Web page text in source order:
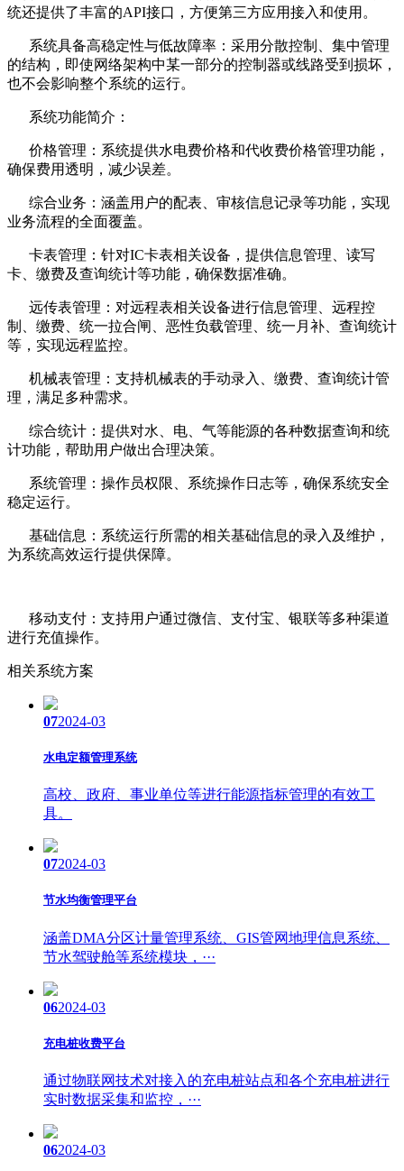
统还提供了丰富的API接口，方便第三方应用接入和使用。
系统具备高稳定性与低故障率：采用分散控制、集中管理
的结构，即使网络架构中某一部分的控制器或线路受到损坏，
也不会影响整个系统的运行。
系统功能简介：
价格管理：系统提供水电费价格和代收费价格管理功能，
确保费用透明，减少误差。
综合业务：涵盖用户的配表、审核信息记录等功能，实现
业务流程的全面覆盖。
卡表管理：针对IC卡表相关设备，提供信息管理、读写
卡、缴费及查询统计等功能，确保数据准确。
远传表管理：对远程表相关设备进行信息管理、远程控
制、缴费、统一拉合闸、恶性负载管理、统一月补、查询统计
等，实现远程监控。
机械表管理：支持机械表的手动录入、缴费、查询统计管
理，满足多种需求。
综合统计：提供对水、电、气等能源的各种数据查询和统
计功能，帮助用户做出合理决策。
系统管理：操作员权限、系统操作日志等，确保系统安全
稳定运行。
基础信息：系统运行所需的相关基础信息的录入及维护，
为系统高效运行提供保障。
移动支付：支持用户通过微信、支付宝、银联等多种渠道
进行充值操作。
相关系统方案
072024-03
水电定额管理系统
高校、政府、事业单位等进行能源指标管理的有效工
具。
072024-03
节水均衡管理平台
涵盖DMA分区计量管理系统、GIS管网地理信息系统、
节水驾驶舱等系统模块，···
062024-03
充电桩收费平台
通过物联网技术对接入的充电桩站点和各个充电桩进行
实时数据采集和监控，···
062024-03